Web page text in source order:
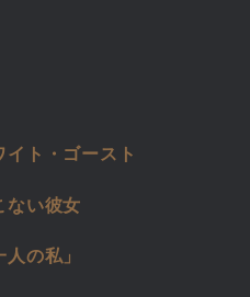
イト・ゴースト
ない彼女
の私」